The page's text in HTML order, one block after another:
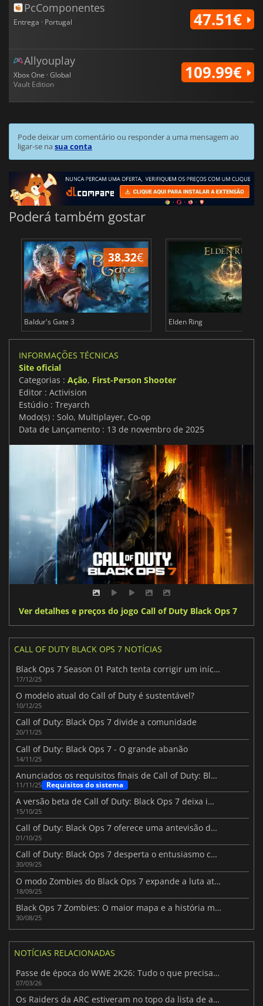
PcComponentes
Entrega · Portugal 47.51€
Allyouplay
Xbox One · Global
Vault Edition
109.99€
Pode deixar um comentário ou responder a uma mensagem ao
ligar-se nasua conta
Poderá também gostar
38.32€
Baldur's Gate 3 Elden Ring
INFORMAÇÕES TÉCNICAS
Site oficial
Categorias : Ação, First-Person Shooter
Editor : Activision
Estúdio : Treyarch
Modo(s) : Solo, Multiplayer, Co-op
Data de Lançamento : 13 de novembro de 2025
Ver detalhes e preços do jogo Call of Duty Black Ops 7
CALL OF DUTY BLACK OPS 7 NOTÍCIAS
Black Ops 7 Season 01 Patch tenta corrigir um início difícil
17/12/25
O modelo atual do Call of Duty é sustentável?
10/12/25
Call of Duty: Black Ops 7 divide a comunidade
20/11/25
Call of Duty: Black Ops 7 - O grande abanão
14/11/25
Anunciados os requisitos finais de Call of Duty: Black Ops 7 para PC
11/11/25 Requisitos do sistema
A versão beta de Call of Duty: Black Ops 7 deixa impressões positivas
15/10/25
Call of Duty: Black Ops 7 oferece uma antevisão dos seus mapas multijogador
01/10/25
Call of Duty: Black Ops 7 desperta o entusiasmo com o evento NEXT e a Beta aberta
30/09/25
O modo Zombies do Black Ops 7 expande a luta através de linhas temporais
18/09/25
Black Ops 7 Zombies: O maior mapa e a história mais negra de sempre
30/08/25
NOTÍCIAS RELACIONADAS
Passe de época do WWE 2K26: Tudo o que precisa de saber
07/03/26
Os Raiders da ARC estiveram no topo da lista de atiradores neste Natal